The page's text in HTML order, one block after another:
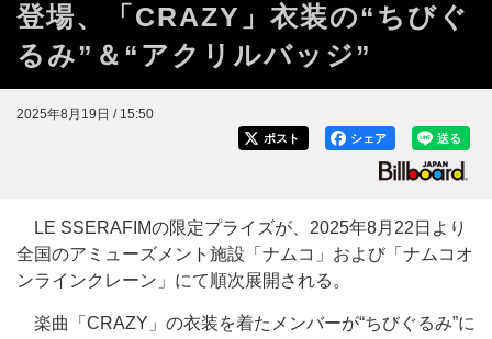
登場、「CRAZY」衣装の“ちびぐ
るみ”＆“アクリルバッジ”
2025年8月19日 / 15:50
送る
シェア
ポスト
LE SSERAFIMの限定プライズが、2025年8月22日より
全国のアミューズメント施設「ナムコ」および「ナムコオ
ンラインクレーン」にて順次展開される。
楽曲「CRAZY」の衣装を着たメンバーが“ちびぐるみ”に